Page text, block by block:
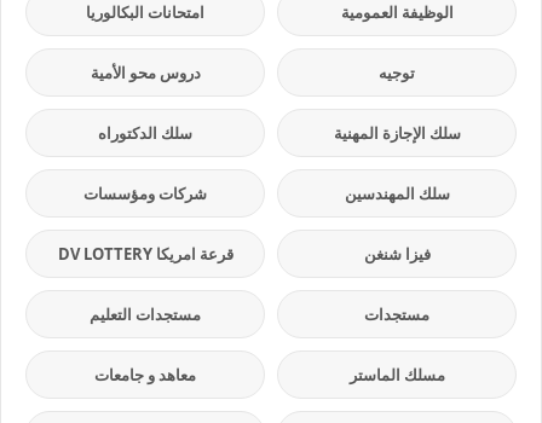
الوظيفة العمومية امتحانات البكالوريا
توجيه دروس محو الأمية
سلك الإجازة المهنية سلك الدكتوراه
سلك المهندسين شركات ومؤسسات
فيزا شنغن قرعة امريكا DV LOTTERY
مستجدات مستجدات التعليم
مسلك الماستر معاهد و جامعات